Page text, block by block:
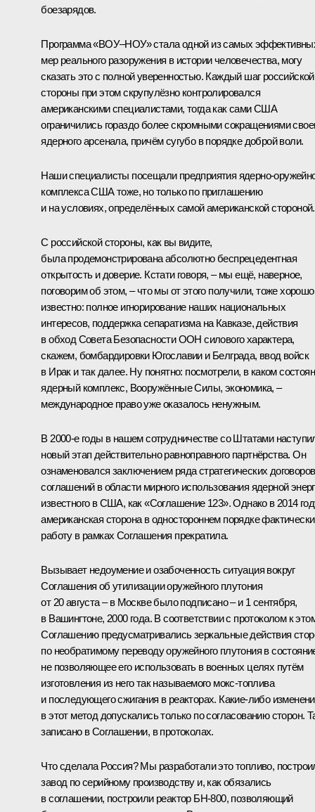
боезарядов.
Программа «ВОУ–НОУ» стала одной из самых
мер реального разоружения в истории человечества, могу
сказать это с полной уверенностью. Каждый шаг российской
стороны при этом скрупулёзно контролировался
американскими специалистами, тогда как сами США
ограничились гораздо более скромными сокращениями
ядерного арсенала, причём сугубо в порядке доброй воли.
Наши специалисты посещали предприятия ядерно-
комплекса США тоже, но только по приглашению
и на условиях, определённых самой американской стороной.
С российской стороны, как вы видите,
была продемонстрирована абсолютно беспрецедентная
открытость и доверие. Кстати говоря, – мы ещё, наверное,
поговорим об этом, – что мы от этого получили, тоже хорошо
известно: полное игнорирование наших национальных
интересов, поддержка сепаратизма на Кавказе, действия
в обход Совета Безопасности ООН силового характера,
скажем, бомбардировки Югославии и Белграда, ввод войск
в Ирак и так далее. Ну понятно: посмотрели, в каком
ядерный комплекс, Вооружённые Силы, экономика, –
международное право уже оказалось ненужным.
В 2000‑е годы в нашем сотрудничестве со Штатами
новый этап действительно равноправного партнёрства. Он
ознаменовался заключением ряда стратегических
соглашений в области мирного использования ядерной
известного в США, как «Соглашение 123». Однако в 2014
американская сторона в одностороннем порядке фактически
работу в рамках Соглашения прекратила.
Вызывает недоумение и озабоченность ситуация вокруг
Соглашения об утилизации оружейного плутония
от 20 августа – в Москве было подписано – и 1 сентября,
в Вашингтоне, 2000 года. В соответствии с протоколом к
Соглашению предусматривались зеркальные действия
по необратимому переводу оружейного плутония в
не позволяющее его использовать в военных целях путём
изготовления из него так называемого мокс‑топлива
и последующего сжигания в реакторах. Какие-либо
в этот метод допускались только по согласованию сторон.
записано в Соглашении, в протоколах.
Что сделала Россия? Мы разработали это топливо,
завод по серийному производству и, как обязались
в соглашении, построили реактор БН‑800, позволяющий